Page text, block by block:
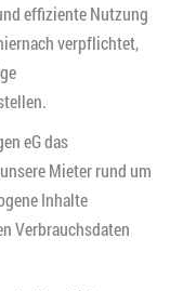
effiziente Nutzung
verpflichtet,
eG das
Mieter rund um
Inhalte
Verbrauchsdaten